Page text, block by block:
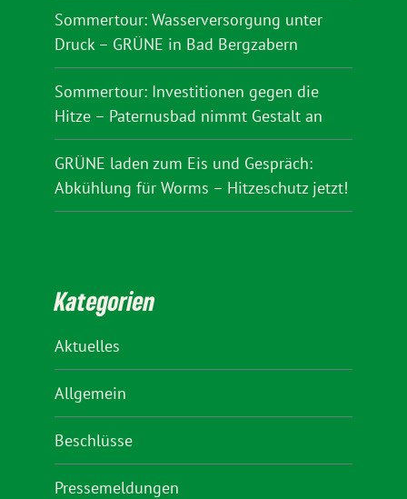
Sommertour: Wasserversorgung unter
Druck – GRÜNE in Bad Bergzabern
Sommertour: Investitionen gegen die
Hitze – Paternusbad nimmt Gestalt an
GRÜNE laden zum Eis und Gespräch:
Abkühlung für Worms – Hitzeschutz jetzt!
Kategorien
Aktuelles
Allgemein
Beschlüsse
Pressemeldungen